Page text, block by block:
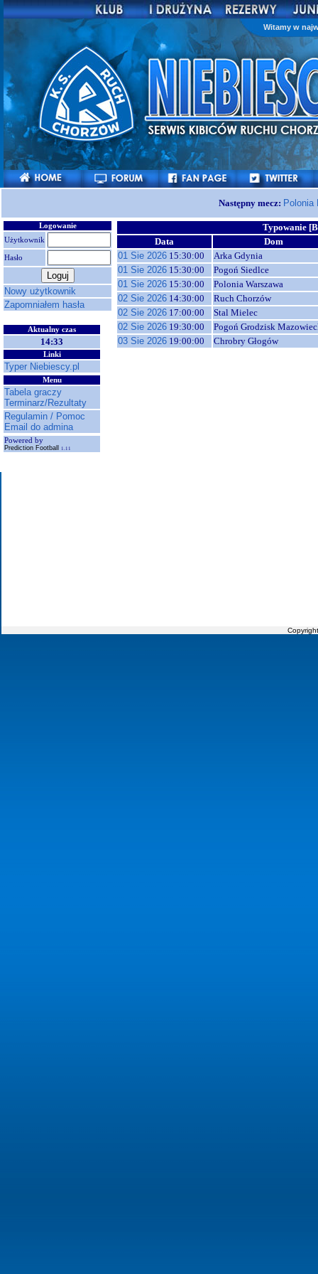
Witamy w
Następny mecz:
Logowanie
Użytkownik
Hasło
Nowy użytkownik
Zapomniałem hasła
Aktualny czas
14:33
Linki
Typer Niebiescy.pl
Menu
Tabela graczy
Terminarz/Rezultaty
Regulamin / Pomoc
Email do admina
Powered by
Prediction Football 1.11
Typowanie
Data
Dom
01 Sie 2026 15:30:00
Arka Gdynia
01 Sie 2026 15:30:00
Pogoń Siedlce
01 Sie 2026 15:30:00
Polonia Warszawa
02 Sie 2026 14:30:00
Ruch Chorzów
02 Sie 2026 17:00:00
Stal Mielec
02 Sie 2026 19:30:00
Pogoń Grodzisk
03 Sie 2026 19:00:00 Chrobry Głogów